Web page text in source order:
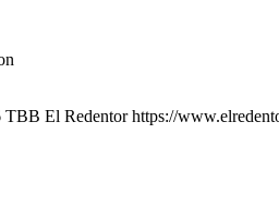
TBB El Redentor https://